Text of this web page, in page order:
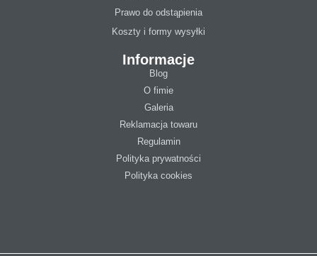
Prawo do odstąpienia
Koszty i formy wysyłki
Informacje
Blog
O fimie
Galeria
Reklamacja towaru
Regulamin
Polityka prywatności
Polityka cookies